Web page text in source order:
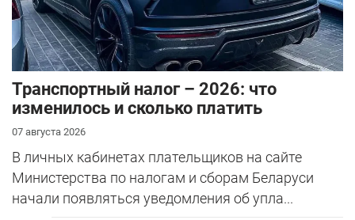
Транспортный налог – 2026: что
изменилось и сколько платить
07 августа 2026
В личных кабинетах плательщиков на сайте
Министерства по налогам и сборам Беларуси
начали появляться уведомления об упла...